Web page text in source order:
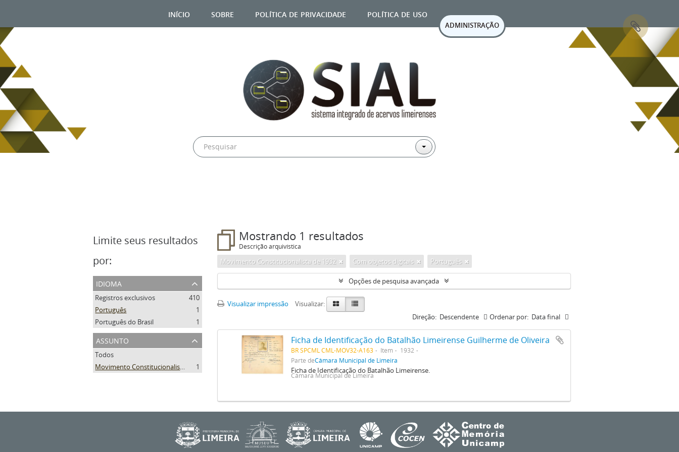
início sobre política de privacidade política de uso
ADMINISTRAÇÃO
Limite seus resultados
por:
idioma
Registros exclusivos
410
Português
1
Português do Brasil
1
assunto
Todos
Movimento Constitucionalista de 1932
1
Mostrando 1 resultados
Descrição arquivística
Movimento Constitucionalista de 1932 Com objetos digitais Português
Opções de pesquisa avançada
Visualizar impressão
Visualizar:
Ordenar por: Data final
Direção: Descendente
Ficha de Identificação do Batalhão Limeirense Guilherme de Oliveira
BR SPCML CML-MOV32-A163 Item
1932
Parte deCâmara Municipal de Limeira
Ficha de Identificação do Batalhão Limeirense.
Câmara Municipal de Limeira